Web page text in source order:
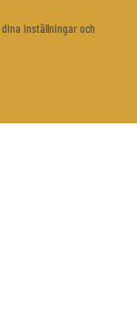
inställningar och